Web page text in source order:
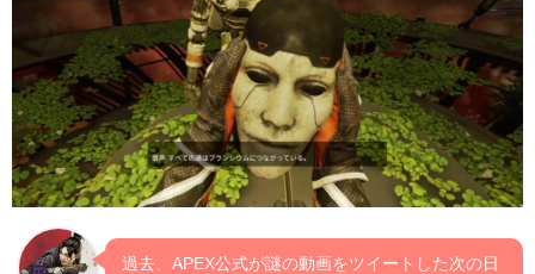
過去、APEX公式が謎の動画をツイートした次の日